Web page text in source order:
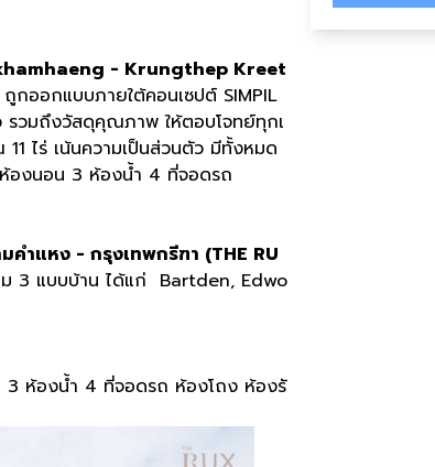
- Krungthep Kreet
กออกแบบภายใต้คอนเซปต์ SIMPIL
รวมถึงวัสดุคุณภาพ ให้ตอบโจทย์ทุกเ
ไร่ เน้นความเป็นส่วนตัว มีทั้งหมด
องนอน 3 ห้องน้ำ 4 ที่จอดรถ
คำแหง - กรุงเทพกรีฑา (THE RU
3 แบบบ้าน ได้แก่ Bartden, Edwo
ห้องน้ำ 4 ที่จอดรถ ห้องโถง ห้องรั